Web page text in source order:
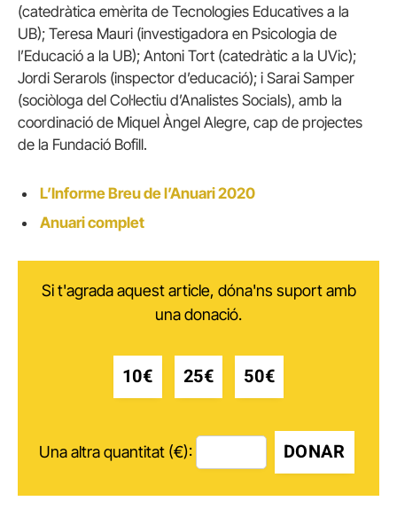
(catedràtica emèrita de Tecnologies Educatives a la
UB); Teresa Mauri (investigadora en Psicologia de
l’Educació a la UB); Antoni Tort (catedràtic a la UVic);
Jordi Serarols (inspector d’educació); i Sarai Samper
(sociòloga del Col·lectiu d’Analistes Socials), amb la
coordinació de Miquel Àngel Alegre, cap de projectes
de la Fundació Bofill.
L’Informe Breu de l’Anuari 2020
Anuari complet
Si t'agrada aquest article, dóna'ns suport amb
una donació.
10€ 25€ 50€
Una altra quantitat (€): DONAR